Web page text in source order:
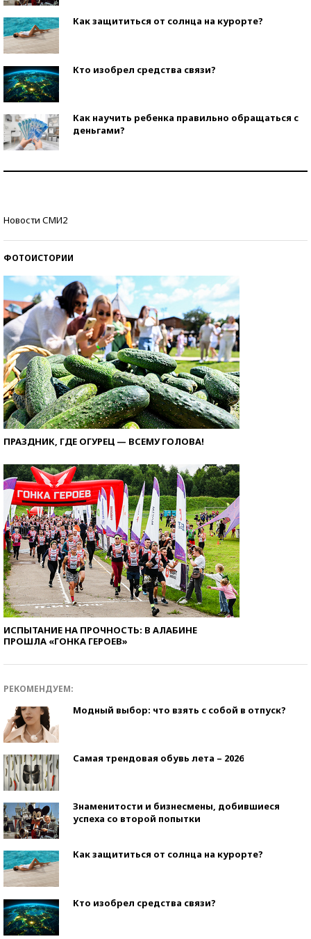
Как защититься от солнца на курорте?
Кто изобрел средства связи?
Как научить ребенка правильно обращаться с
деньгами?
Новости СМИ2
ФОТОИСТОРИИ
ПРАЗДНИК, ГДЕ ОГУРЕЦ — ВСЕМУ ГОЛОВА!
ИСПЫТАНИЕ НА ПРОЧНОСТЬ: В АЛАБИНЕ
ПРОШЛА «ГОНКА ГЕРОЕВ»
РЕКОМЕНДУЕМ:
Модный выбор: что взять с собой в отпуск?
Самая трендовая обувь лета – 2026
Знаменитости и бизнесмены, добившиеся
успеха со второй попытки
Как защититься от солнца на курорте?
Кто изобрел средства связи?